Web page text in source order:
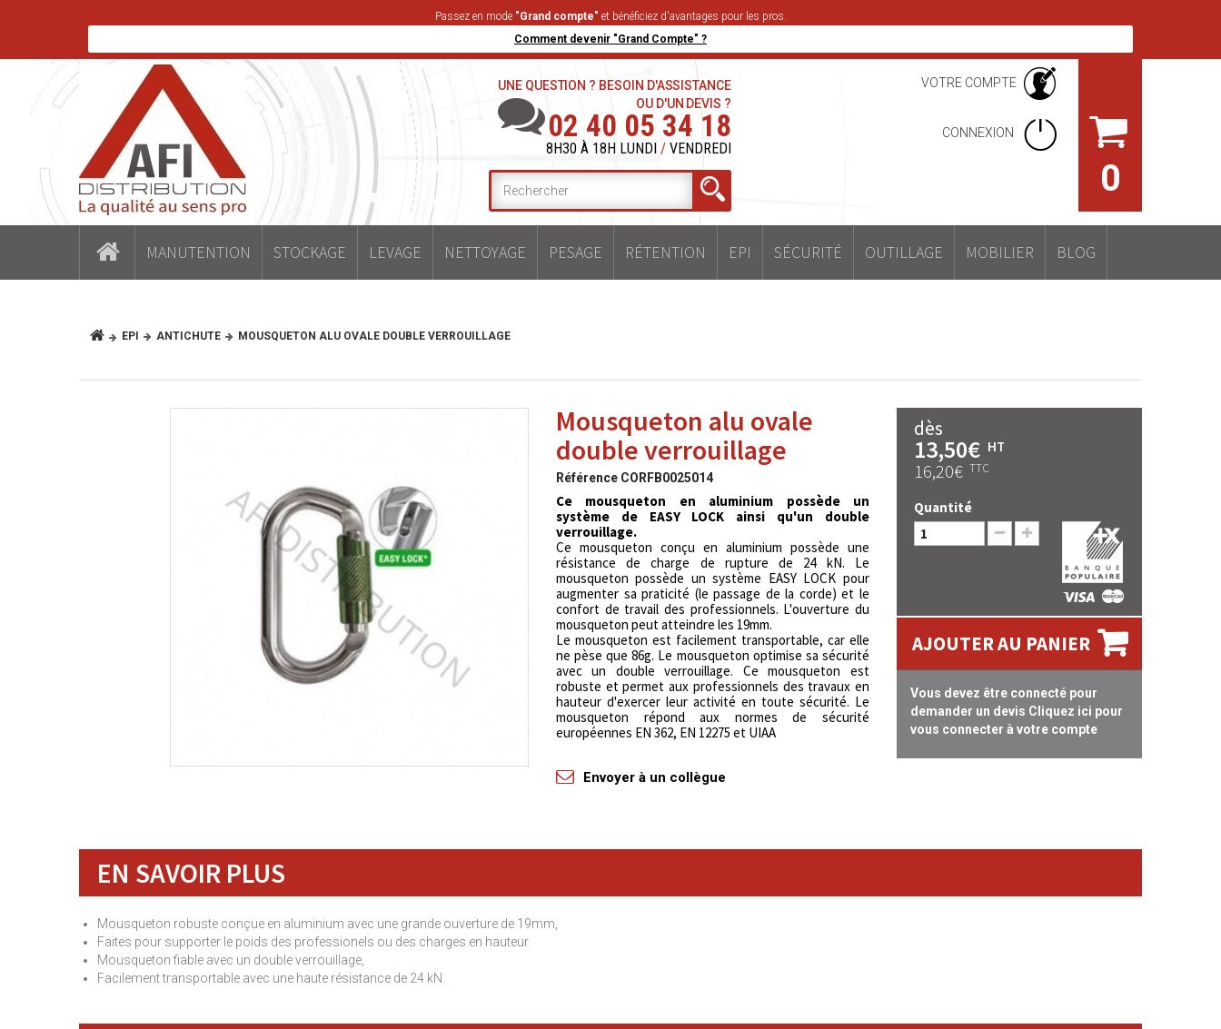
Passez en mode "Grand compte" et bénéficiez d'avantages pour les pros.
Comment devenir "Grand Compte" ?
0
VOTRE COMPTE
CONNEXION
UNE QUESTION ? BESOIN D'ASSISTANCE
OU D'UN DEVIS ?
02 40 05 34 18
8H30 À 18H LUNDI / VENDREDI
MANUTENTION STOCKAGE LEVAGE NETTOYAGE PESAGE RÉTENTION EPI SÉCURITÉ OUTILLAGE MOBILIER BLOG
EPI ANTICHUTE MOUSQUETON ALU OVALE DOUBLE VERROUILLAGE
Mousqueton alu ovale
double verrouillage
Référence CORFB0025014
Ce mousqueton en aluminium possède un
système de EASY LOCK ainsi qu'un double
verrouillage.
Ce mousqueton conçu en aluminium possède une
résistance de charge de rupture de 24 kN. Le
mousqueton possède un système EASY LOCK pour
augmenter sa praticité (le passage de la corde) et le
confort de travail des professionnels. L'ouverture du
mousqueton peut atteindre les 19mm.
Le mousqueton est facilement transportable, car elle
ne pèse que 86g. Le mousqueton optimise sa sécurité
avec un double verrouillage. Ce mousqueton est
robuste et permet aux professionnels des travaux en
hauteur d'exercer leur activité en toute sécurité. Le
mousqueton répond aux normes de sécurité
européennes EN 362, EN 12275 et UIAA
Envoyer à un collègue
dès
13,50€ HT
16,20€ TTC
Quantité
AJOUTER AU PANIER
Vous devez être connecté pour
demander un devis Cliquez ici pour
vous connecter à votre compte
EN SAVOIR PLUS
Mousqueton robuste conçue en aluminium avec une grande ouverture de 19mm,
Faites pour supporter le poids des professionels ou des charges en hauteur
Mousqueton fiable avec un double verrouillage,
Facilement transportable avec une haute résistance de 24 kN.